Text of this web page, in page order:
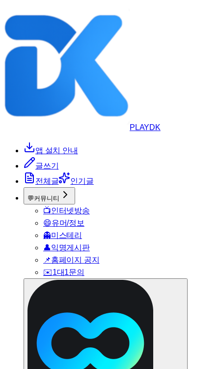
PLAYDK
앱 설치 안내
글쓰기
전체글
인기글
💬커뮤니티
📺인터넷방송
😄유머/정보
👻미스테리
👤익명게시판
📌홈페이지 공지
✉️1대1문의